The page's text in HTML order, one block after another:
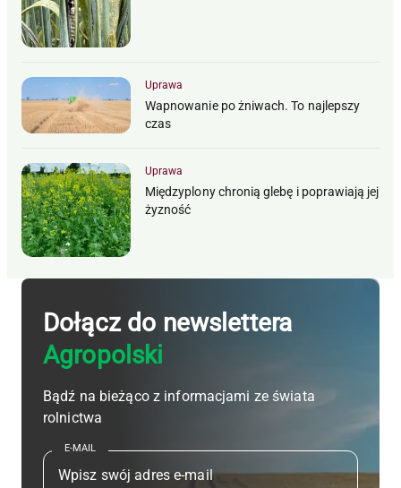
Uprawa
Wapnowanie po żniwach. To najlepszy
czas
Uprawa
Międzyplony chronią glebę i poprawiają jej
żyzność
Dołącz do newslettera
Agropolski
Bądź na bieżąco z informacjami ze świata
rolnictwa
E-MAIL